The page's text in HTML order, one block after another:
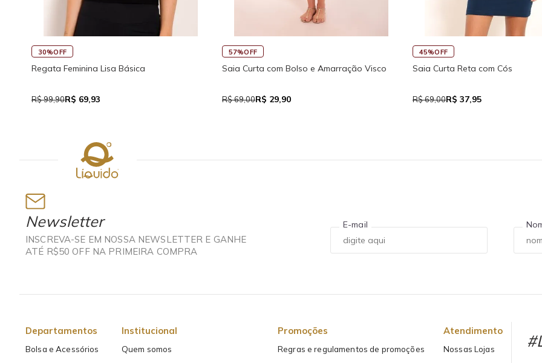
45%OFF
Saia Curta Reta com Cós
R$ 69,00R$ 37,95
30%OFF
Macaquinho Fitness New Ikat Com Abertura
R$ 159,90R$ 111,93
45%OFF
Regata Feminina de Alcinhas
R$ 71,00R$ 39,05
Newsletter
INSCREVA-SE EM NOSSA NEWSLETTER E GANHE
ATÉ R$50 OFF NA PRIMEIRA COMPRA
E-mail
Departamentos
Bolsa e Acessórios
Institucional
Quem somos
Promoções
Regras e regulamentos de promoções
Atendimento
Nossas Lojas